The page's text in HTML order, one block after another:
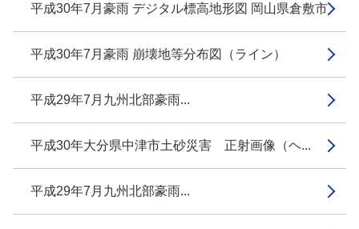
平成30年7月豪雨 デジタル標高地形図 岡山県倉敷市
平成30年7月豪雨 崩壊地等分布図（ライン）
平成29年7月九州北部豪雨...
平成30年大分県中津市土砂災害 正射画像（ヘ...
平成29年7月九州北部豪雨...